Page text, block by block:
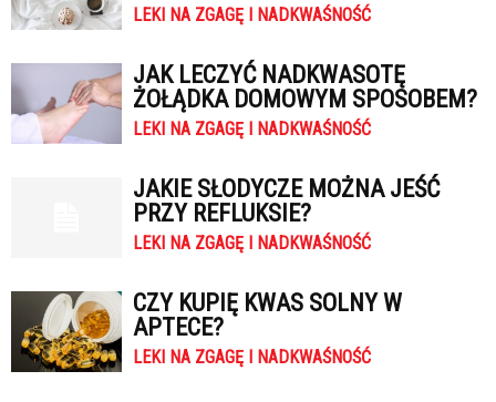
LEKI NA ZGAGĘ I NADKWAŚNOŚĆ
JAK LECZYĆ NADKWASOTĘ
ŻOŁĄDKA DOMOWYM SPOSOBEM?
LEKI NA ZGAGĘ I NADKWAŚNOŚĆ
JAKIE SŁODYCZE MOŻNA JEŚĆ
PRZY REFLUKSIE?
LEKI NA ZGAGĘ I NADKWAŚNOŚĆ
CZY KUPIĘ KWAS SOLNY W
APTECE?
LEKI NA ZGAGĘ I NADKWAŚNOŚĆ